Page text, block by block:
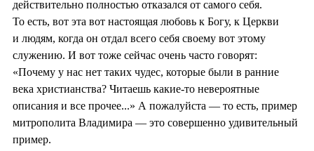
действительно полностью отказался от самого себя.
То есть, вот эта вот настоящая любовь к Богу, к Церкви
и людям, когда он отдал всего себя своему вот этому
служению. И вот тоже сейчас очень часто говорят:
«Почему у нас нет таких чудес, которые были в ранние
века христианства? Читаешь какие-то невероятные
описания и все прочее...» А пожалуйста — то есть, пример
митрополита Владимира — это совершенно удивительный
пример.